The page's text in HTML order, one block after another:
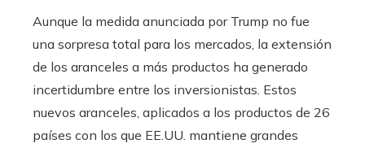
Aunque la medida anunciada por Trump no fue
una sorpresa total para los mercados, la extensión
de los aranceles a más productos ha generado
incertidumbre entre los inversionistas. Estos
nuevos aranceles, aplicados a los productos de 26
países con los que EE.UU. mantiene grandes